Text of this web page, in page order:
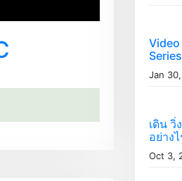
Jan
เดิน
อย่าง
Oct 3,